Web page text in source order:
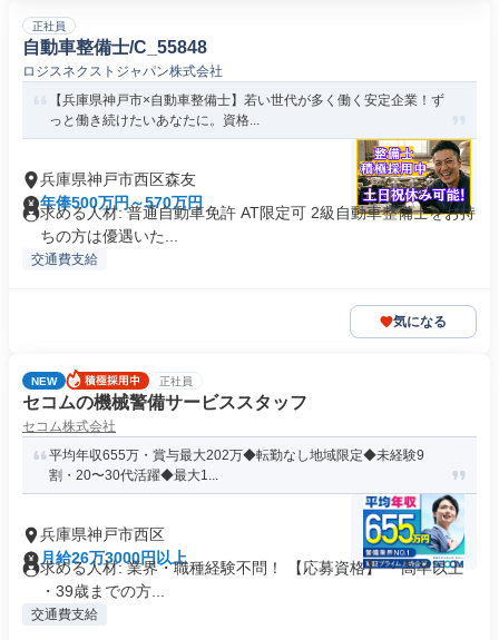
正社員
自動車整備士/C_55848
ロジスネクストジャパン株式会社
【兵庫県神戸市×自動車整備士】若い世代が多く働く安定企業！ず
っと働き続けたいあなたに。資格...
兵庫県神戸市西区森友
年俸500万円～570万円
求める人材: 普通自動車免許 AT限定可 2級自動車整備士をお持
ちの方は優遇いた...
交通費支給
気になる
NEW 正社員
セコムの機械警備サービススタッフ
セコム株式会社
平均年収655万・賞与最大202万◆転勤なし地域限定◆未経験9
割・20〜30代活躍◆最大1...
兵庫県神戸市西区
月給26万3000円以上
求める人材: 業界・職種経験不問！ 【応募資格】 ・高卒以上
・39歳までの方...
交通費支給